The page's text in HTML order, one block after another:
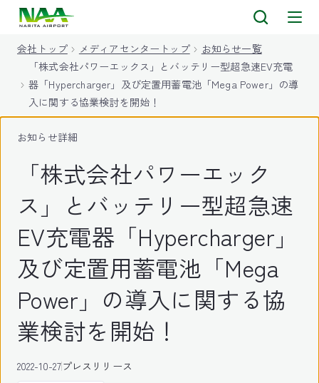
会社トップ メディアセンタートップ
お知らせ一覧
「株式会社パワーエックス」とバッテリー型超急速EV充電
器「Hypercharger」及び定置用蓄電池「Mega Power」の導
入に関する協業検討を開始！
お知らせ詳細
「株式会社パワーエック
ス」とバッテリー型超急速
EV充電器「Hypercharger」
及び定置用蓄電池「Mega
Power」の導入に関する協
業検討を開始！
2022-10-27プレスリリース